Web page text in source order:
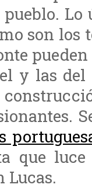
Lo
son los
y las
que
Lucas.